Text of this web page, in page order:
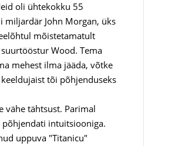
oli ühtekokku 55
miljardär John Morgan, üks
mõistetamatult
Wood. Tema
mehest ilma jääda, võtke
tõi põhjenduseks
tähtsust. Parimal
põhjendati intuitsiooniga.
uppuva "Titanicu"